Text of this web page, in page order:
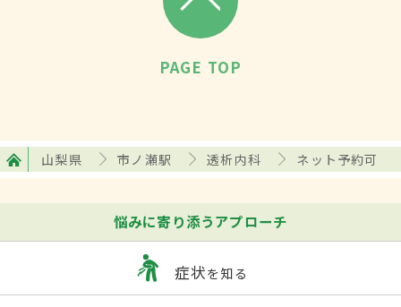
PAGE TOP
山梨県 市ノ瀬駅 透析内科 ネット予約可
悩みに寄り添うアプローチ
症状を知る